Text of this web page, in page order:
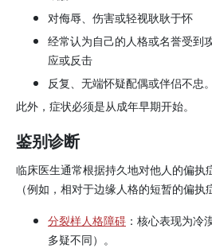
对侮辱、伤害或轻视耿耿于怀
经常认为自己的人格或名誉受到
应或反击
反复、无端怀疑配偶或伴侣不忠。
此外，症状必须是从成年早期开始。
鉴别诊断
临床医生通常根据持久地对他人的偏执
（例如，相对于边缘人格的短暂的偏执
分裂样人格障碍 ：核心表现为冷
多疑不同）。